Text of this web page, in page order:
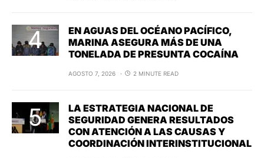
EN AGUAS DEL OCÉANO PACÍFICO,
MARINA ASEGURA MÁS DE UNA
TONELADA DE PRESUNTA COCAÍNA
AGOSTO 7, 2026 2 MINUTE READ
LA ESTRATEGIA NACIONAL DE
SEGURIDAD GENERA RESULTADOS
CON ATENCIÓN A LAS CAUSAS Y
COORDINACIÓN INTERINSTITUCIONAL